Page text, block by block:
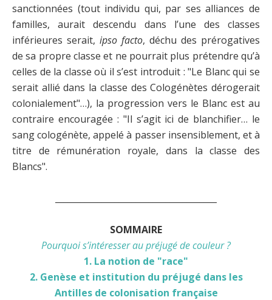
sanctionnées (tout individu qui, par ses alliances de
familles, aurait descendu dans l’une des classes
inférieures serait, ipso facto, déchu des prérogatives
de sa propre classe et ne pourrait plus prétendre qu’à
celles de la classe où il s’est introduit : "Le Blanc qui se
serait allié dans la classe des Cologénètes dérogerait
colonialement"…), la progression vers le Blanc est au
contraire encouragée : "Il s’agit ici de blanchifier… le
sang cologénète, appelé à passer insensiblement, et à
titre de rémunération royale, dans la classe des
Blancs".
SOMMAIRE
Pourquoi s’intéresser au préjugé de couleur ?
1. La notion de "race"
2. Genèse et institution du préjugé dans les
Antilles de colonisation française